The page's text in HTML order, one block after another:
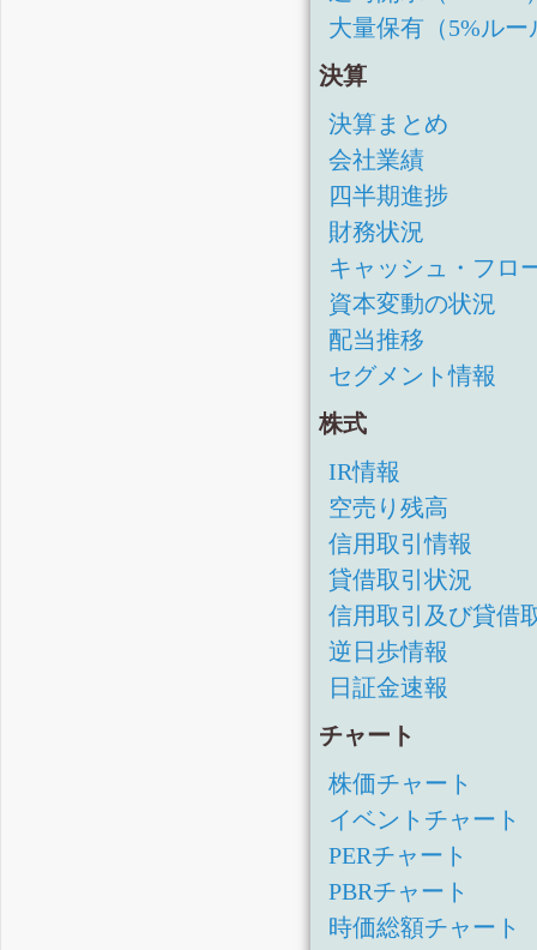
大量保有（5%ルー
決算
決算まとめ
会社業績
四半期進捗
財務状況
キャッシュ・フロ
資本変動の状況
配当推移
セグメント情報
株式
IR情報
空売り残高
信用取引情報
貸借取引状況
信用取引及び貸借
逆日歩情報
日証金速報
チャート
株価チャート
イベントチャート
PERチャート
PBRチャート
時価総額チャート